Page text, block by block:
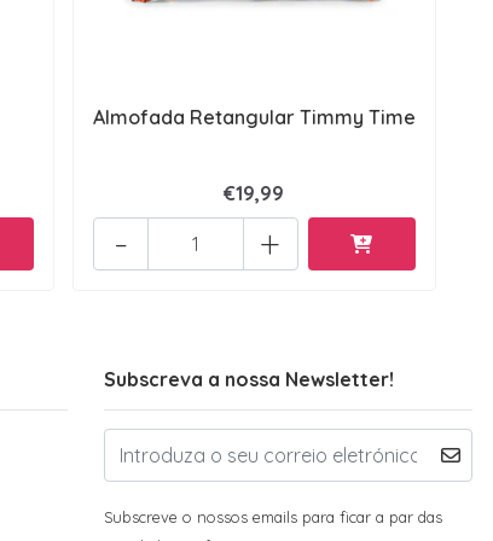
Almofada Retangular Timmy Time
€19,99
+
-
Subscreva a nossa Newsletter!
Subscreve o nossos emails para ficar a par das